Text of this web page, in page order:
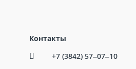
Контакты
+7 (3842) 57‒07‒10